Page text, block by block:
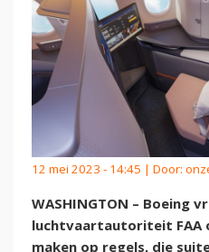
12 mei 2023 - 14:45 | Door:
WASHINGTON – Boeing
luchtvaartautoriteit FAA
maken op regels, die